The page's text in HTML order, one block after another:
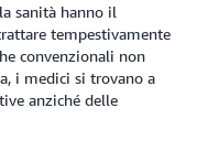
sanità hanno il
tempestivamente
convenzionali non
i medici si trovano a
anziché delle